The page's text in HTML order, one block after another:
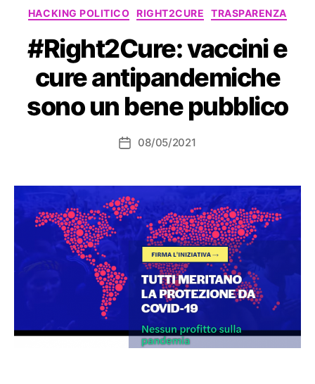
Categorie
HACKING POLITICO RIGHT2CURE TRASPARENZA
#Right2Cure: vaccini e
cure antipandemiche
sono un bene pubblico
Data08/05/2021